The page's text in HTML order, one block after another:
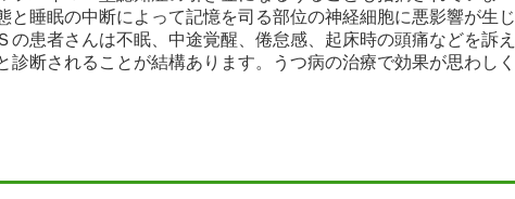
睡眠の中断によって記憶を司る部位の神経細胞に悪影響が生じ
患者さんは不眠、中途覚醒、倦怠感、起床時の頭痛などを訴え
断されることが結構あります。うつ病の治療で効果が思わしく